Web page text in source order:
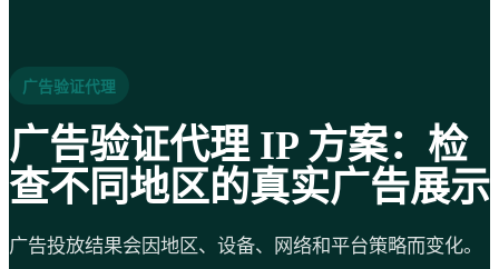
广告验证代理
广告验证代理 IP 方案：检
查不同地区的真实广告展示
广告投放结果会因地区、设备、网络和平台策略而变化。